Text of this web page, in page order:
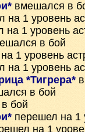
вмешался в
на 1 уровень
на 1 уровень
в бой
1 уровень
на 1 уровень
*Тигрера*
в бой
бой
перешел на 1
на 1